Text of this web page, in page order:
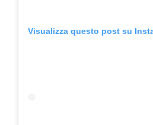
Visualizza questo post su